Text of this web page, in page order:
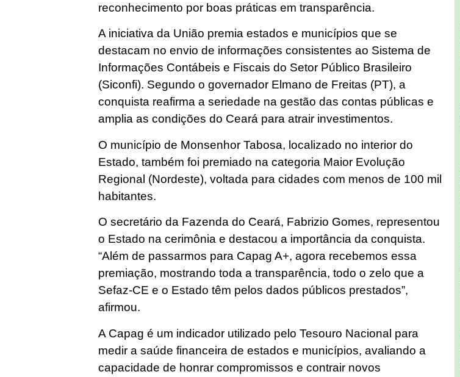
reconhecimento por boas práticas em transparência.
A iniciativa da União premia estados e municípios que se
destacam no envio de informações consistentes ao Sistema de
Informações Contábeis e Fiscais do Setor Público Brasileiro
(Siconfi). Segundo o governador Elmano de Freitas (PT), a
conquista reafirma a seriedade na gestão das contas públicas e
amplia as condições do Ceará para atrair investimentos.
O município de Monsenhor Tabosa, localizado no interior do
Estado, também foi premiado na categoria Maior Evolução
Regional (Nordeste), voltada para cidades com menos de 100 mil
habitantes.
O secretário da Fazenda do Ceará, Fabrizio Gomes, representou
o Estado na cerimônia e destacou a importância da conquista.
“Além de passarmos para Capag A+, agora recebemos essa
premiação, mostrando toda a transparência, todo o zelo que a
Sefaz-CE e o Estado têm pelos dados públicos prestados”,
afirmou.
A Capag é um indicador utilizado pelo Tesouro Nacional para
medir a saúde financeira de estados e municípios, avaliando a
capacidade de honrar compromissos e contrair novos